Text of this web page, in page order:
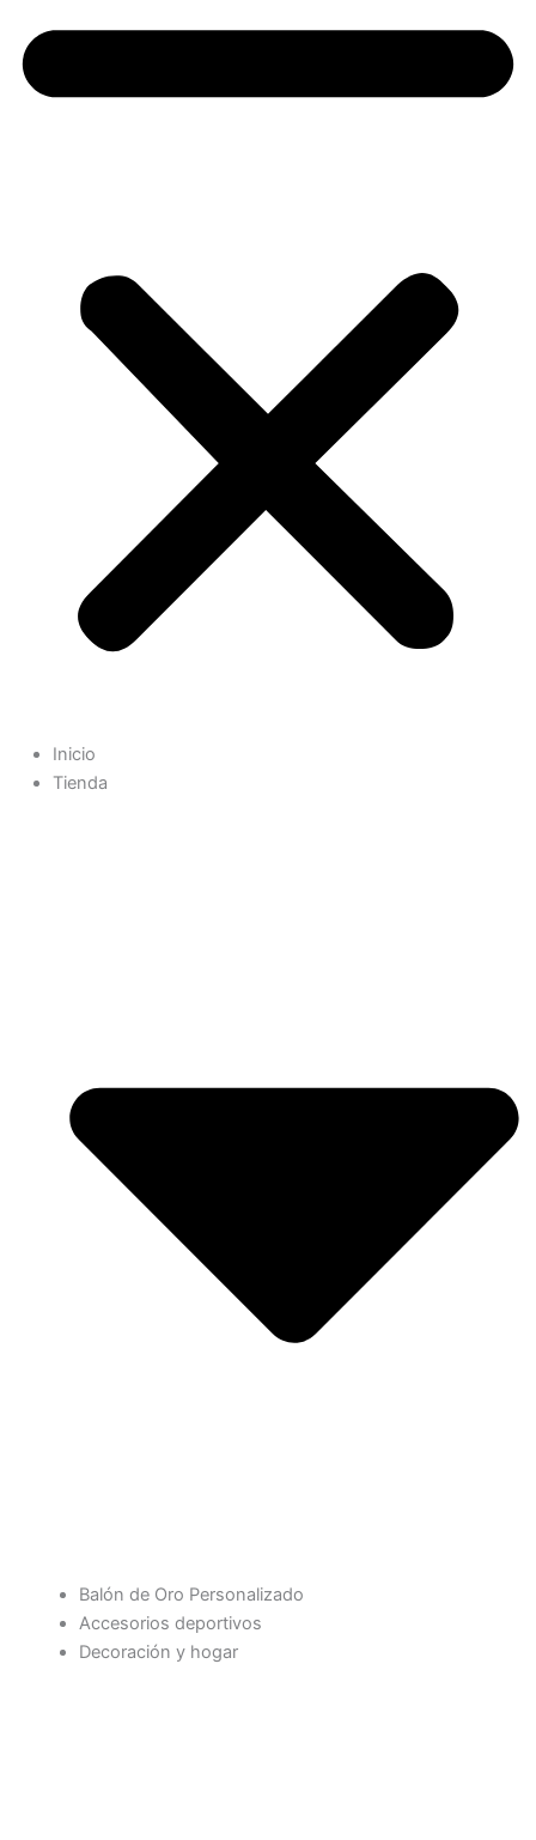
Inicio
Tienda
Balón de Oro Personalizado
Accesorios deportivos
Decoración y hogar